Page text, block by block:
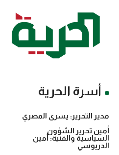
أسرة الحرية
مدير التحرير: يسرى المصري
أمين تحرير الشؤون
السياسية والفنية: أمين
الدريوسي